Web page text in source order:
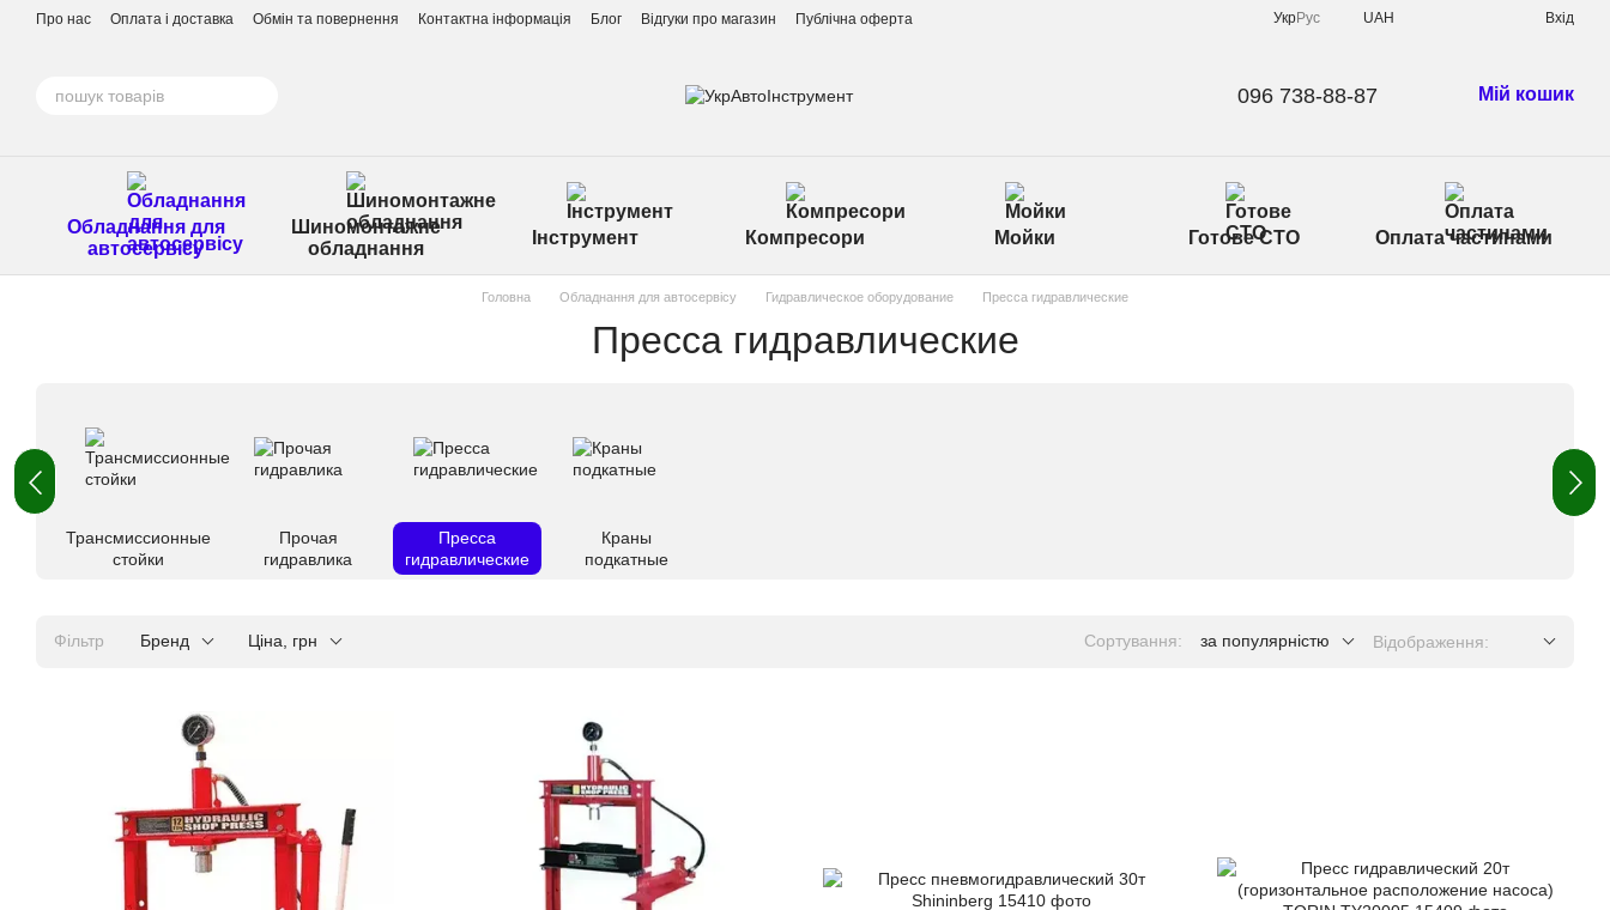
Перейти до основного контенту
Про нас Оплата і доставка Обмін та повернення Контактна інформація Блог Відгуки про магазин Публічна оферта УкрРус UAH Вхід
096 738-88-87 Мій кошик
Обладнання для
автосервісу
Шиномонтажне
обладнання
Інструмент Компресори Мойки Готове СТО Оплата частинами
Головна Обладнання для автосервісу Гидравлическое оборудование Пресса гидравлические
Пресса гидравлические
Трансмиссионные
стойки
Прочая
гидравлика
Пресса
гидравлические
Краны
подкатные
Фільтр Бренд Ціна, грн Сортування: за популярністю Відображення: